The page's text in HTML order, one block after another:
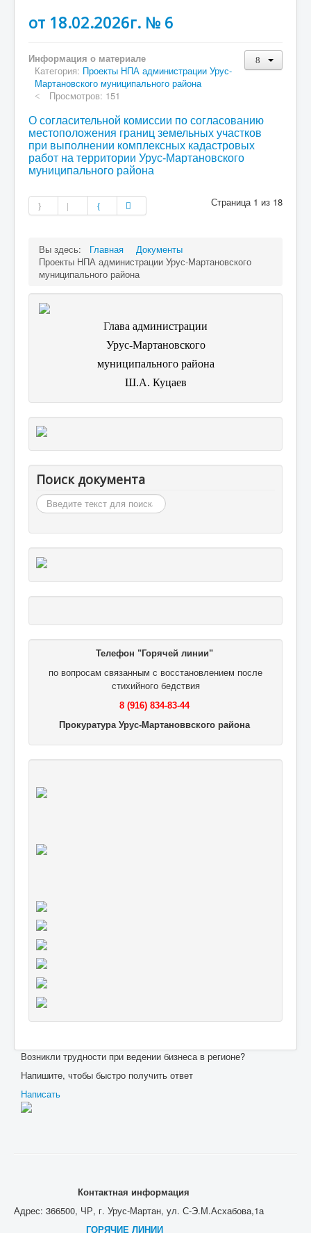
от 18.02.2026г. № 6
Информация о материале
Категория: Проекты НПА администрации Урус-
Мартановского муниципального района
Просмотров: 151
О согласительной комиссии по согласованию
местоположения границ земельных участков
при выполнении комплексных кадастровых
работ на территории Урус-Мартановского
муниципального района
Страница 1 из 18
Вы здесь: Главная
Документы
Проекты НПА администрации Урус-Мартановского
муниципального района
Глава администрации
Урус-Мартановского
муниципального района
Ш.А. Куцаев
Поиск документа
Искать...
Телефон "Горячей линии"
по вопросам связанным с восстановлением после
стихийного бедствия
8 (916) 834-83-44
Прокуратура Урус-Мартановвского района
Возникли трудности при ведении бизнеса в регионе?
Напишите, чтобы быстро получить ответ
Написать
Контактная информация
Адрес: 366500, ЧР, г. Урус-Мартан, ул. С-Э.М.Асхабова,1а
ГОРЯЧИЕ ЛИНИИ